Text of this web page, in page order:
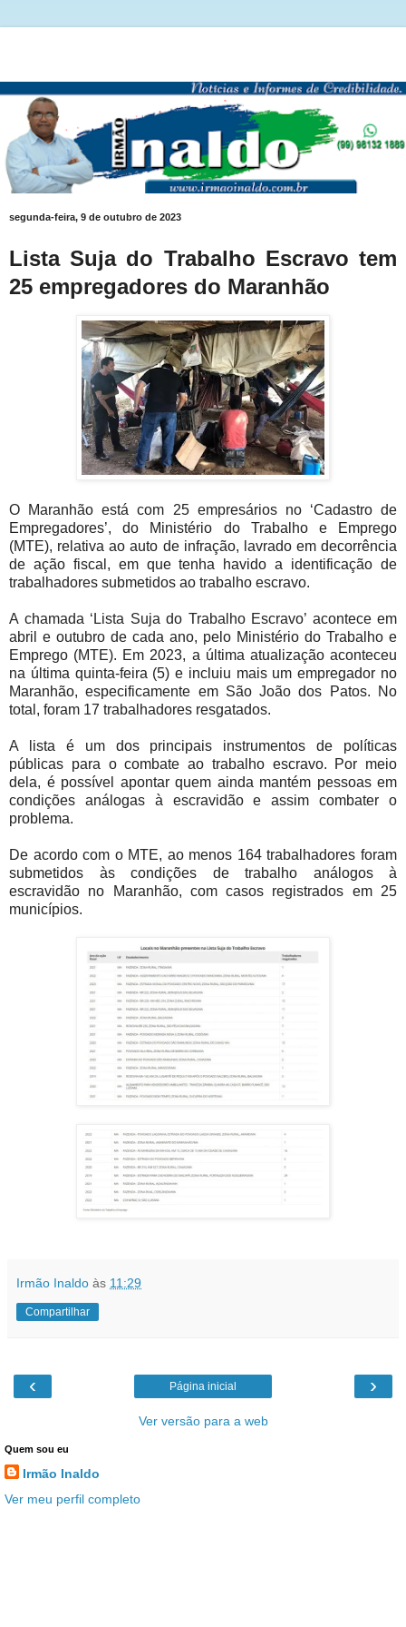
segunda-feira, 9 de outubro de 2023
Lista Suja do Trabalho Escravo tem
25 empregadores do Maranhão
O Maranhão está com 25 empresários no ‘Cadastro de
Empregadores’, do Ministério do Trabalho e Emprego
(MTE), relativa ao auto de infração, lavrado em decorrência
de ação fiscal, em que tenha havido a identificação de
trabalhadores submetidos ao trabalho escravo.
A chamada ‘Lista Suja do Trabalho Escravo’ acontece em
abril e outubro de cada ano, pelo Ministério do Trabalho e
Emprego (MTE). Em 2023, a última atualização aconteceu
na última quinta-feira (5) e incluiu mais um empregador no
Maranhão, especificamente em São João dos Patos. No
total, foram 17 trabalhadores resgatados.
A lista é um dos principais instrumentos de políticas
públicas para o combate ao trabalho escravo. Por meio
dela, é possível apontar quem ainda mantém pessoas em
condições análogas à escravidão e assim combater o
problema.
De acordo com o MTE, ao menos 164 trabalhadores foram
submetidos às condições de trabalho análogos à
escravidão no Maranhão, com casos registrados em 25
municípios.
Irmão Inaldo às 11:29
Compartilhar
‹ ›
Página inicial
Ver versão para a web
Quem sou eu
Irmão Inaldo
Ver meu perfil completo